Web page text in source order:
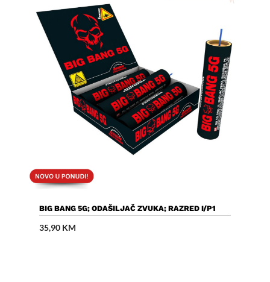
Dodaj U Košaricu
BIG BANG 5G; ODAŠILJAČ ZVUKA; RAZRED I/P1
35,90 KM